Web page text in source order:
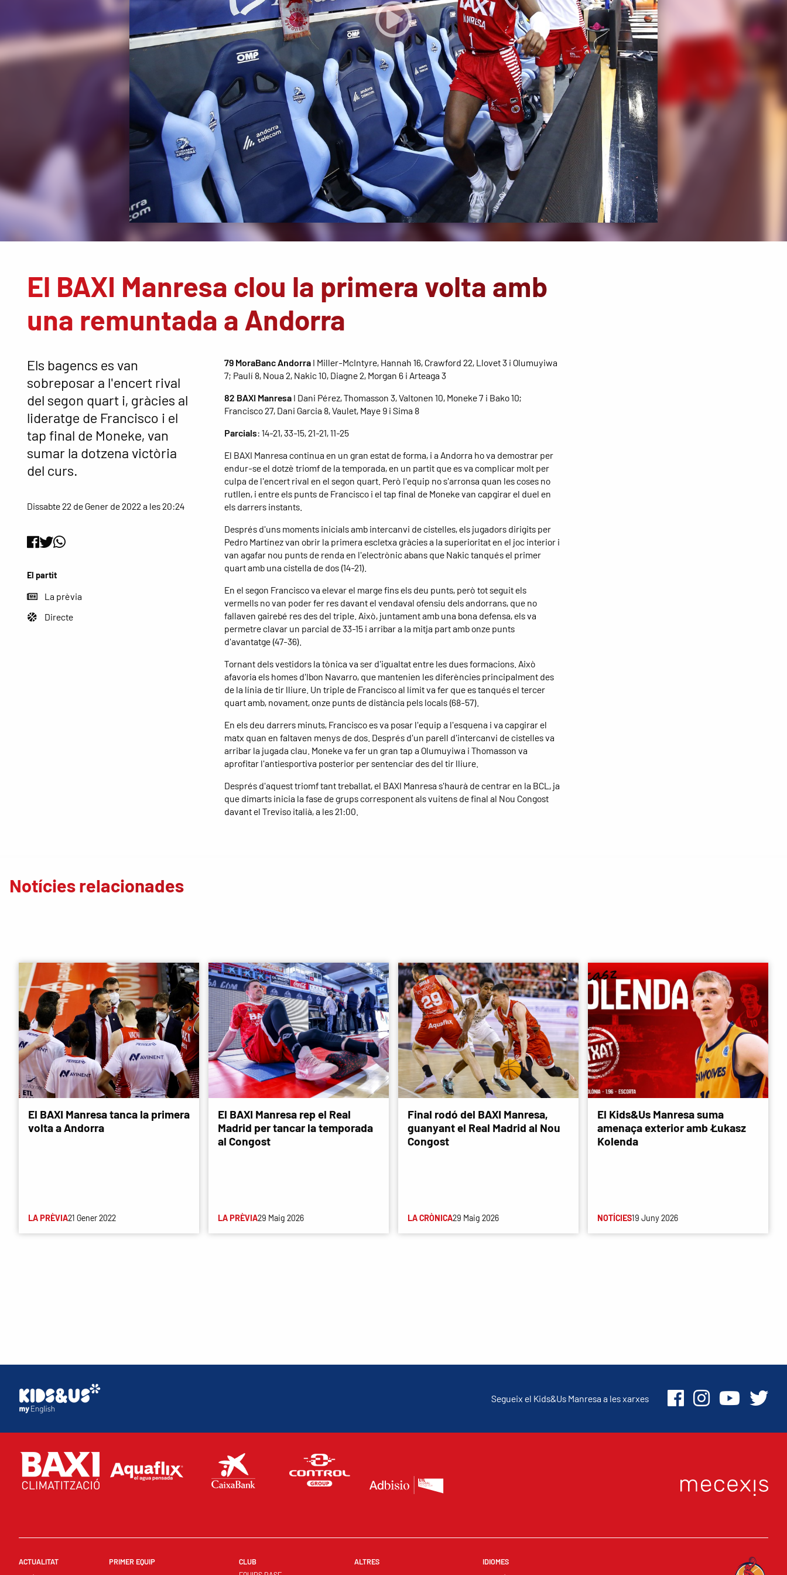
El BAXI Manresa clou la primera volta amb
una remuntada a Andorra
Els bagencs es van
sobreposar a l'encert rival
del segon quart i, gràcies al
lideratge de Francisco i el
tap final de Moneke, van
sumar la dotzena victòria
del curs.
Dissabte 22 de Gener de 2022 a les 20:24
El partit
La prèvia
Directe
79 MoraBanc AndorraI Miller-McIntyre, Hannah 16, Crawford 22, Llovet 3 i Olumuyiwa
7; Paulí 8, Noua 2, Nakic 10, Diagne 2, Morgan 6 i Arteaga 3
82 BAXI ManresaI Dani Pérez, Thomasson 3, Valtonen 10, Moneke 7 i Bako 10;
Francisco 27, Dani Garcia 8, Vaulet, Maye 9 i Sima 8
Parcials: 14-21, 33-15, 21-21, 11-25
El BAXI Manresa continua en un gran estat de forma, i a Andorra ho va demostrar per
endur-se el dotzè triomf de la temporada, en un partit que es va complicar molt per
culpa de l'encert rival en el segon quart. Però l'equip no s'arronsa quan les coses no
rutllen, i entre els punts de Francisco i el tap final de Moneke van capgirar el duel en
els darrers instants.
Després d'uns moments inicials amb intercanvi de cistelles, els jugadors dirigits per
Pedro Martínez van obrir la primera escletxa gràcies a la superioritat en el joc interior i
van agafar nou punts de renda en l'electrònic abans que Nakic tanqués el primer
quart amb una cistella de dos (14-21).
En el segon Francisco va elevar el marge fins els deu punts, però tot seguit els
vermells no van poder fer res davant el vendaval ofensiu dels andorrans, que no
fallaven gairebé res des del triple. Això, juntament amb una bona defensa, els va
permetre clavar un parcial de 33-15 i arribar a la mitja part amb onze punts
d'avantatge (47-36).
Tornant dels vestidors la tònica va ser d'igualtat entre les dues formacions. Això
afavoria els homes d'Ibon Navarro, que mantenien les diferències principalment des
de la línia de tir lliure. Un triple de Francisco al límit va fer que es tanqués el tercer
quart amb, novament, onze punts de distància pels locals (68-57).
En els deu darrers minuts, Francisco es va posar l'equip a l'esquena i va capgirar el
matx quan en faltaven menys de dos. Després d'un parell d'intercanvi de cistelles va
arribar la jugada clau. Moneke va fer un gran tap a Olumuyiwa i Thomasson va
aprofitar l'antiesportiva posterior per sentenciar des del tir lliure.
Després d'aquest triomf tant treballat, el BAXI Manresa s'haurà de centrar en la BCL, ja
que dimarts inicia la fase de grups corresponent als vuitens de final al Nou Congost
davant el Treviso italià, a les 21:00.
Notícies relacionades
El BAXI Manresa tanca la primera
volta a Andorra
LA PRÈVIA21 Gener 2022
El BAXI Manresa rep el Real
Madrid per tancar la temporada
al Congost
LA PRÈVIA29 Maig 2026
Final rodó del BAXI Manresa,
guanyant el Real Madrid al Nou
Congost
LA CRÒNICA29 Maig 2026
El Kids&Us Manresa suma
amenaça exterior amb Łukasz
Kolenda
NOTÍCIES19 Juny 2026
Segueix el Kids&Us Manresa a les xarxes
ACTUALITAT
PRIMER EQUIP
CLUB
ALTRES
IDIOMES